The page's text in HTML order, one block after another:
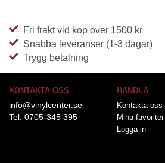
Fri frakt vid köp över 1500 kr
Snabba leveranser (1-3 dagar)
Trygg betalning
KONTAKTA OSS
info@vinylcenter.se
Tel. 0705-345 395
HANDLA
Kontakta oss
Mina favoriter
Logga in